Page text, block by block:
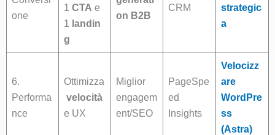
one
1 CTA e
1 landin
g
on B2B
CRM
strategic
a
6.
Performa
nce
Ottimizza
velocità
e UX
Miglior
engagem
ent/SEO
PageSpe
ed
Insights
Velocizz
are
WordPre
ss
(Astra)